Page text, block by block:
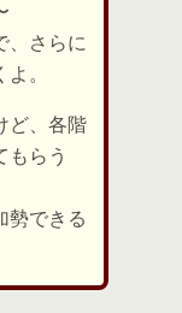
、さらに
。
ど、各階
もらう
勢できる